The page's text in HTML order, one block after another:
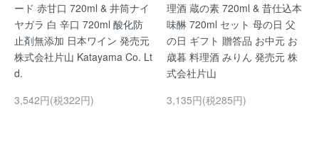
ード 赤甘口 720ml & 井筒ナイ
ヤガラ 白 辛口 720ml 酸化防
止剤無添加 日本ワイン 発売元
株式会社片山 Katayama Co. Lt
d.
3,542円(税322円)
理酒 蔵の素 720ml & 昔仕込本
味醂 720ml セット 母の日 父
の日 ギフト 贈答品 お中元 お
歳暮 料理酒 みりん 発売元 株
式会社片山
3,135円(税285円)